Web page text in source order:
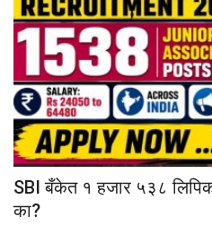
SBI बँकेत १ हजार ५३८
का?